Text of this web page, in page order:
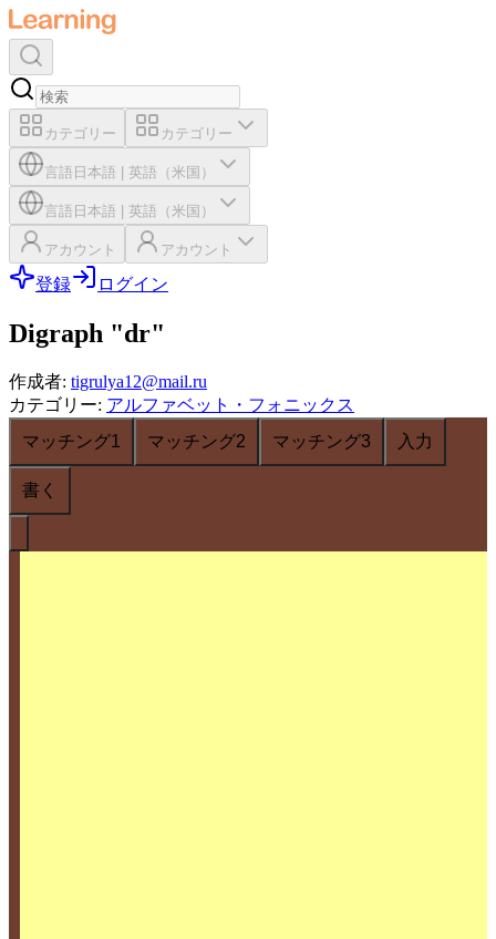
カテゴリー カテゴリー
言語 日本語 英語（米国）
言語 日本語 英語（米国）
アカウント アカウント
登録 ログイン
Digraph "dr"
作成者: tigrulya12@mail.ru
カテゴリー: アルファベット・フォニックス
マッチング1
マッチング2 マッチング3 入力
書く